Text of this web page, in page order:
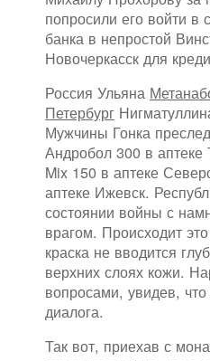
попросили его войти в
банка в непростой
Новочеркасск для
Россия Ульяна
Петербург
Мужчины Гонка
Андробол 300 в аптеке
Mix 150 в аптеке
аптеке Ижевск.
состоянии войны с
врагом. Происходит это
краска не вводится
верхних слоях кожи.
вопросами, увидев,
диалога.
Так вот, приехав с